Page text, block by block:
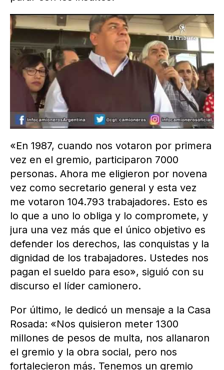
«En 1987, cuando nos votaron por primera
vez en el gremio, participaron 7000
personas. Ahora me eligieron por novena
vez como secretario general y esta vez
me votaron 104.793 trabajadores. Esto es
lo que a uno lo obliga y lo compromete, y
jura una vez más que el único objetivo es
defender los derechos, las conquistas y la
dignidad de los trabajadores. Ustedes nos
pagan el sueldo para eso», siguió con su
discurso el líder camionero.
Por último, le dedicó un mensaje a la Casa
Rosada: «Nos quisieron meter 1300
millones de pesos de multa, nos allanaron
el gremio y la obra social, pero nos
fortalecieron más. Tenemos un gremio